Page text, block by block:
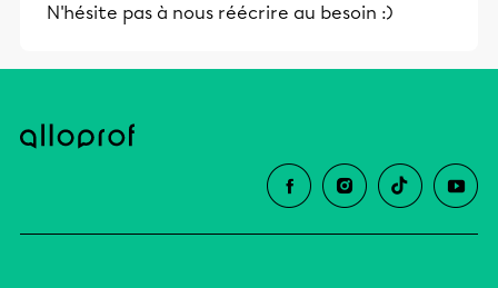
éducative.
N'hésite pas à nous réécrire au besoin :)